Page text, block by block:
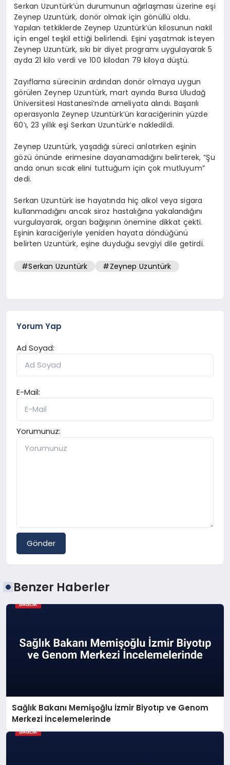
Serkan Uzuntürk’ün durumunun ağırlaşması üzerine eşi
Zeynep Uzuntürk, donör olmak için gönüllü oldu.
Yapılan tetkiklerde Zeynep Uzuntürk’ün kilosunun nakil
için engel teşkil ettiği belirlendi. Eşini yaşatmak isteyen
Zeynep Uzuntürk, sıkı bir diyet programı uygulayarak 5
ayda 21 kilo verdi ve 100 kilodan 79 kiloya düştü.
Zayıflama sürecinin ardından donör olmaya uygun
görülen Zeynep Uzuntürk, mart ayında Bursa Uludağ
Üniversitesi Hastanesi’nde ameliyata alındı. Başarılı
operasyonla Zeynep Uzuntürk’ün karaciğerinin yüzde
60’ı, 23 yıllık eşi Serkan Uzuntürk’e nakledildi.
Zeynep Uzuntürk, yaşadığı süreci anlatırken eşinin
gözü önünde erimesine dayanamadığını belirterek, “Şu
anda onun sıcak elini tuttuğum için çok mutluyum”
dedi.
Serkan Uzuntürk ise hayatında hiç alkol veya sigara
kullanmadığını ancak siroz hastalığına yakalandığını
vurgulayarak, organ bağışının önemine dikkat çekti.
Eşinin karaciğeriyle yeniden hayata döndüğünü
belirten Uzuntürk, eşine duyduğu sevgiyi dile getirdi.
#Serkan Uzuntürk #Zeynep Uzuntürk
Yorum Yap
Ad Soyad:
E-Mail:
Yorumunuz:
Gönder
Benzer Haberler
Sağlık Bakanı Memişoğlu İzmir Biyotıp ve Genom
Merkezi İncelemelerinde